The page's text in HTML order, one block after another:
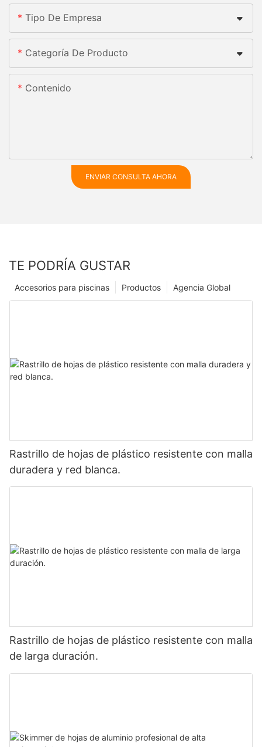
Tipo De Empresa
Categoría De Producto
Contenido
ENVIAR CONSULTA AHORA
TE PODRÍA GUSTAR
Agencia Global
Productos
Accesorios para piscinas
Rastrillo de hojas de plástico resistente con malla
duradera y red blanca.
Rastrillo de hojas de plástico resistente con malla
de larga duración.